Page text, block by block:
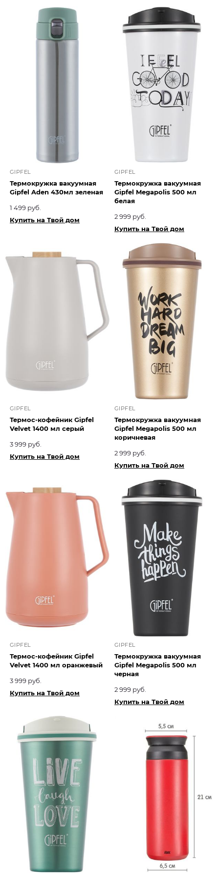
GIPFEL
Термокружка вакуумная
Gipfel Aden 430мл зеленая
1 499 руб.
Купить на Твой дом
GIPFEL
Термокружка вакуумная
Gipfel Megapolis 500 мл
белая
2 999 руб.
Купить на Твой дом
GIPFEL
Термос-кофейник Gipfel
Velvet 1400 мл серый
3 999 руб.
Купить на Твой дом
GIPFEL
Термокружка вакуумная
Gipfel Megapolis 500 мл
коричневая
2 999 руб.
Купить на Твой дом
GIPFEL
Термос-кофейник Gipfel
Velvet 1400 мл оранжевый
3 999 руб.
Купить на Твой дом
GIPFEL
Термокружка вакуумная
Gipfel Megapolis 500 мл
черная
2 999 руб.
Купить на Твой дом